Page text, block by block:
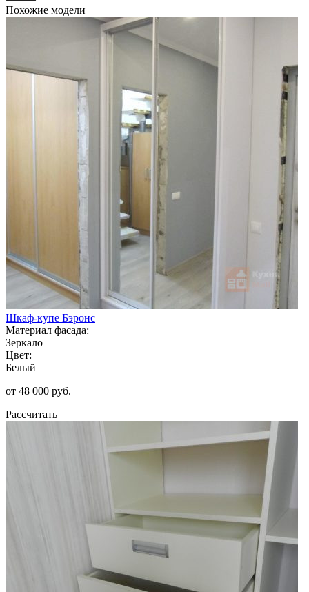
Похожие модели
Шкаф-купе Бэронс
Материал фасада:
Зеркало
Цвет:
Белый
от 48 000 руб.
Рассчитать